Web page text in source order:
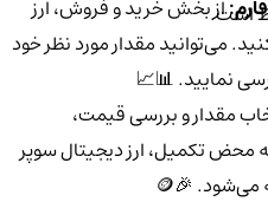
از بخش خرید و فروش، ارز
می‌توانید مقدار مورد نظر خود
نمایید. 📊📈
مقدار و بررسی قیمت،
محض تکمیل، ارز دیجیتال سوپر
🎉🪙
است.